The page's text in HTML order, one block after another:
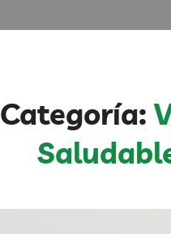
Categoría: